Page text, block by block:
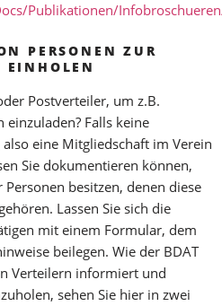
Publikationen/
PERSONEN ZUR
EINHOLEN
Postverteiler, um z.B.
einzuladen? Falls keine
eine Mitgliedschaft im Verein
Sie dokumentieren können,
besitzen, denen diese
Lassen Sie sich die
mit einem Formular, dem
beilegen. Wie der BDAT
Verteilern informiert und
sehen Sie hier in zwei